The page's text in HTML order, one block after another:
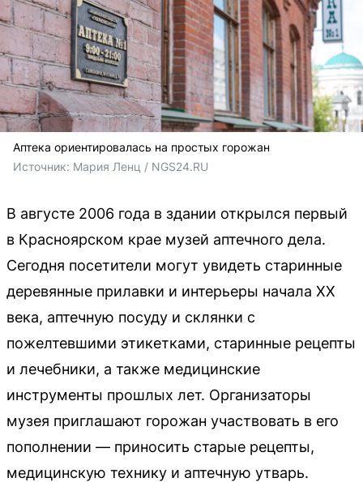
Аптека ориентировалась на простых горожан
Источник: Мария Ленц / NGS24.RU
В августе 2006 года в здании открылся первый
в Красноярском крае музей аптечного дела.
Сегодня посетители могут увидеть старинные
деревянные прилавки и интерьеры начала XX
века, аптечную посуду и склянки с
пожелтевшими этикетками, старинные рецепты
и лечебники, а также медицинские
инструменты прошлых лет. Организаторы
музея приглашают горожан участвовать в его
пополнении — приносить старые рецепты,
медицинскую технику и аптечную утварь.